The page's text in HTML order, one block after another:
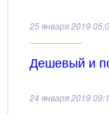
25 января 2019
Дешевый и
24 января 2019